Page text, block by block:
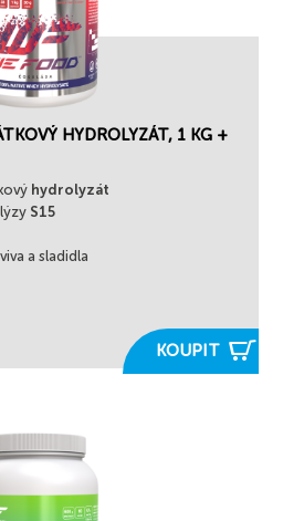
HYDROLYZÁT, 1 KG +
hydrolyzát
S15
a sladidla
KOUPIT 